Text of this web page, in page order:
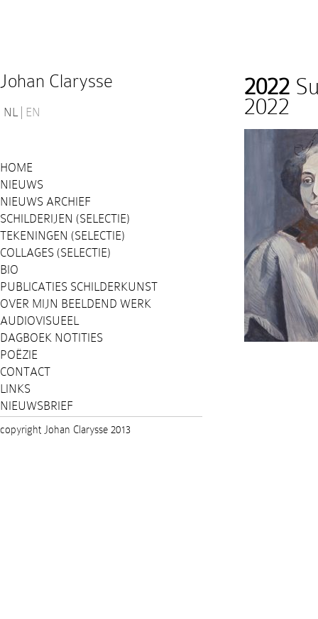
Johan Clarysse
NL EN
HOME
NIEUWS
NIEUWS ARCHIEF
SCHILDERIJEN (SELECTIE)
TEKENINGEN (SELECTIE)
COLLAGES (SELECTIE)
BIO
PUBLICATIES SCHILDERKUNST
OVER MIJN BEELDEND WERK
AUDIOVISUEEL
DAGBOEK NOTITIES
POËZIE
CONTACT
LINKS
NIEUWSBRIEF
2022
2022
copyright Johan Clarysse 2013